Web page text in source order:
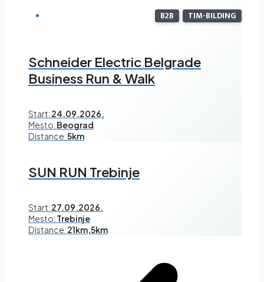
B2B TIM-BILDING
Schneider Electric Belgrade
Business Run & Walk
Start: 24.09.2026.
Mesto: Beograd
Distance:5km
SUN RUN Trebinje
Start: 27.09.2026.
Mesto: Trebinje
Distance: 21km,5km